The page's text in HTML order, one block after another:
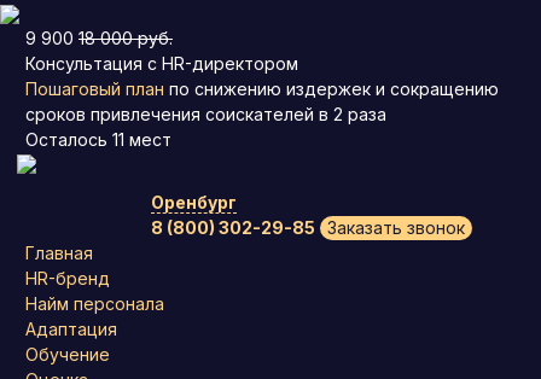
9 900 18 000 руб.
Консультация с HR-директором
Пошаговый план по снижению издержек и сокращению
сроков привлечения соискателей в 2 раза
Осталось 11 мест
Оренбург
8 (800) 302-29-85
Заказать звонок
Главная
HR-бренд
Найм персонала
Адаптация
Обучение